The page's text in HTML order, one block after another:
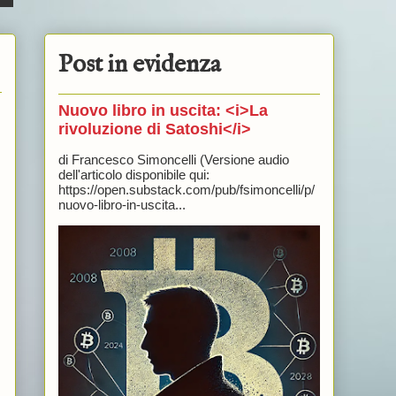
Post in evidenza
Nuovo libro in uscita: <i>La
rivoluzione di Satoshi</i>
di Francesco Simoncelli (Versione audio
dell'articolo disponibile qui:
https://open.substack.com/pub/fsimoncelli/p/
nuovo-libro-in-uscita...